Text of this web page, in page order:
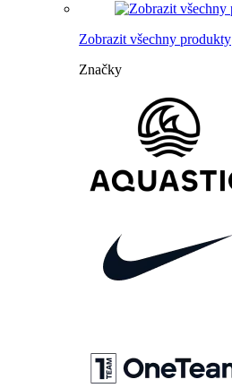
Zobrazit všechny produkty
Značky